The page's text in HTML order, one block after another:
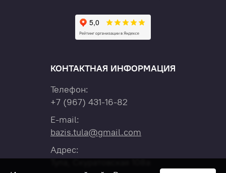
КОНТАКТНАЯ ИНФОРМАЦИЯ
Телефон:
+7 (967) 431-16-82
E-mail:
bazis.tula@gmail.com
Адрес:
Тула, Скуратовская 108а